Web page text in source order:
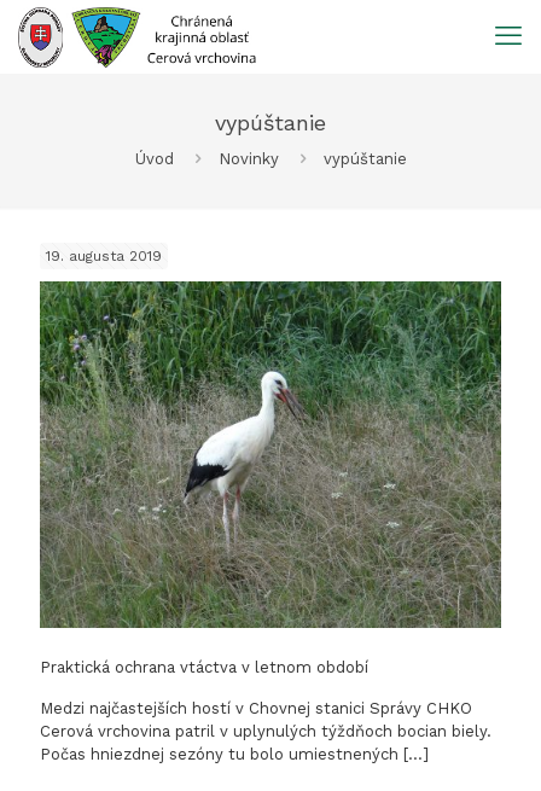
Prejsť
obsah
vypúštanie
Úvod Novinky vypúštanie
19. augusta 2019
Praktická ochrana vtáctva v letnom období
Medzi najčastejších hostí v Chovnej stanici Správy CHKO
Cerová vrchovina patril v uplynulých týždňoch bocian biely.
Počas hniezdnej sezóny tu bolo umiestnených […]